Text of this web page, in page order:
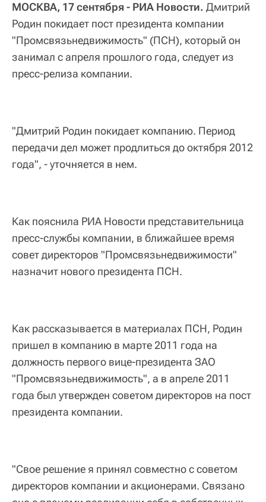
МОСКВА, 17 сентября - РИА Новости. Дмитрий
Родин покидает пост президента компании
"Промсвязьнедвижимость" (ПСН), который он
занимал с апреля прошлого года, следует из
пресс-релиза компании.
"Дмитрий Родин покидает компанию. Период
передачи дел может продлиться до октября 2012
года", - уточняется в нем.
Как пояснила РИА Новости представительница
пресс-службы компании, в ближайшее время
совет директоров "Промсвязьнедвижимости"
назначит нового президента ПСН.
Как рассказывается в материалах ПСН, Родин
пришел в компанию в марте 2011 года на
должность первого вице-президента ЗАО
"Промсвязьнедвижимость", а в апреле 2011
года был утвержден советом директоров на пост
президента компании.
"Свое решение я принял совместно с советом
директоров компании и акционерами. Связано